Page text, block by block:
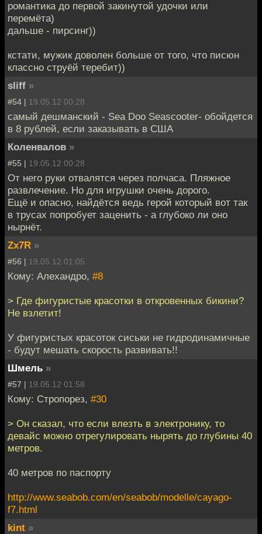
романтика до первой закинутой удочки или
перемёта)
дальше - пирсинг))
кстати, мужик доволен больше от того, что писюн
классно струёй теребит))
sliff »
#54 | 19.05.12 00:28
самый дешманский - Sea Doo Seascooter- обойдется
в 8 рублей, если заказывать в США
Коленвалов »
#55 | 19.05.12 00:28
От него руки отвалятся через полчаса. Пляжное
развлечение. Но для игрушки очень дорого.
Ещё и опасно, найдётся ведь герой который вот так
в трусах попробует заценить - а глубоко ли оно
нырнёт.
Zx7R »
#56 | 19.05.12 01:05
Кому: Алехандро, #8
> Где фигуристые красотки в откровенных бикини?
Не взлетит!
У фигуристых красоток сиськи не гидродинамичные
- будут мешать скорость развивать!!
Шмель »
#57 | 19.05.12 01:58
Кому: Стропорез, #30
> Он сказал, что если влезть в электронику, то
девайс можно отрегулировать нырять до глубины 40
метров.
40 метров по паспорту
http://www.seabob.com/en/seabob/modelle/cayago-
f7.html
kint »